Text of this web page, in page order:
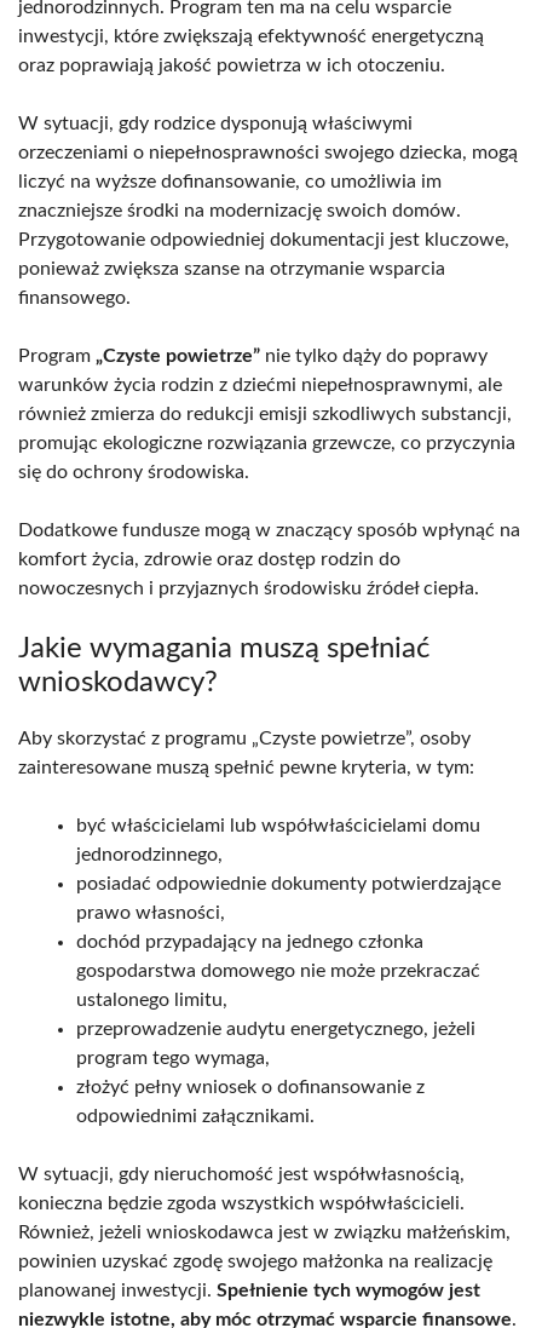
jednorodzinnych. Program ten ma na celu wsparcie
inwestycji, które zwiększają efektywność energetyczną
oraz poprawiają jakość powietrza w ich otoczeniu.
W sytuacji, gdy rodzice dysponują właściwymi
orzeczeniami o niepełnosprawności swojego dziecka, mogą
liczyć na wyższe dofinansowanie, co umożliwia im
znaczniejsze środki na modernizację swoich domów.
Przygotowanie odpowiedniej dokumentacji jest kluczowe,
ponieważ zwiększa szanse na otrzymanie wsparcia
finansowego.
Program „Czyste powietrze” nie tylko dąży do poprawy
warunków życia rodzin z dziećmi niepełnosprawnymi, ale
również zmierza do redukcji emisji szkodliwych substancji,
promując ekologiczne rozwiązania grzewcze, co przyczynia
się do ochrony środowiska.
Dodatkowe fundusze mogą w znaczący sposób wpłynąć na
komfort życia, zdrowie oraz dostęp rodzin do
nowoczesnych i przyjaznych środowisku źródeł ciepła.
Jakie wymagania muszą spełniać
wnioskodawcy?
Aby skorzystać z programu „Czyste powietrze”, osoby
zainteresowane muszą spełnić pewne kryteria, w tym:
być właścicielami lub współwłaścicielami domu
jednorodzinnego,
posiadać odpowiednie dokumenty potwierdzające
prawo własności,
dochód przypadający na jednego członka
gospodarstwa domowego nie może przekraczać
ustalonego limitu,
przeprowadzenie audytu energetycznego, jeżeli
program tego wymaga,
złożyć pełny wniosek o dofinansowanie z
odpowiednimi załącznikami.
W sytuacji, gdy nieruchomość jest współwłasnością,
konieczna będzie zgoda wszystkich współwłaścicieli.
Również, jeżeli wnioskodawca jest w związku małżeńskim,
powinien uzyskać zgodę swojego małżonka na realizację
planowanej inwestycji. Spełnienie tych wymogów jest
niezwykle istotne, aby móc otrzymać wsparcie finansowe.